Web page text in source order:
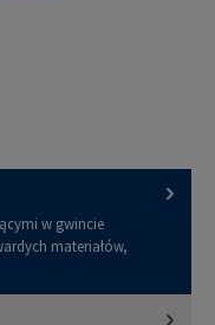
w gwincie
materiałów,